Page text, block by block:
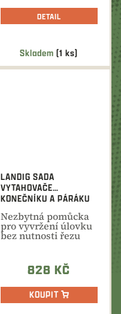
Skladem(1 ks)
DETAIL
LANDIG SADA
VYTAHOVAČE
KONEČNÍKU A PÁRÁKU
Nezbytná pomůcka
pro vyvržení úlovku
bez nutnosti řezu
828 KČ
KOUPIT